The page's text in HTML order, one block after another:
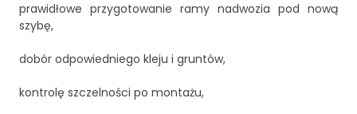
prawidłowe przygotowanie ramy nadwozia pod nową
szybę,
dobór odpowiedniego kleju i gruntów,
kontrolę szczelności po montażu,